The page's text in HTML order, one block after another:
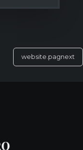
website.pagnext